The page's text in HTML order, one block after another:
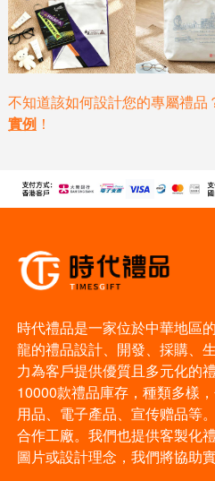
不知道該如何設計您的專屬禮品
實例！
時代禮品是一家位於中華地區
龍的禮品設計、開發、採購、
力為客戶提供優質且多元化的
10000款禮品庫存，種類多樣
用品、電子產品、宣传赠品等
合作工廠。我們也提供客製化
圖片或設計理念，我們將協助